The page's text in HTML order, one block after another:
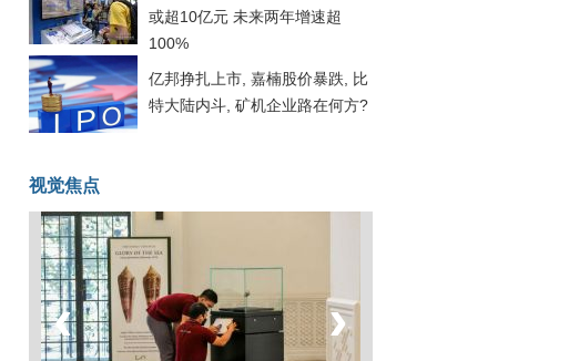
或超10亿元 未来两年增速超
100%
亿邦挣扎上市, 嘉楠股价暴跌, 比
特大陆内斗, 矿机企业路在何方?
视觉焦点
‹ ›